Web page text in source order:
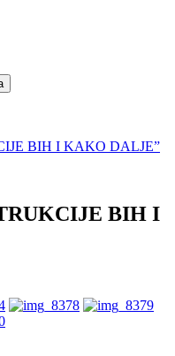
BIH I KAKO DALJE”
BIH I